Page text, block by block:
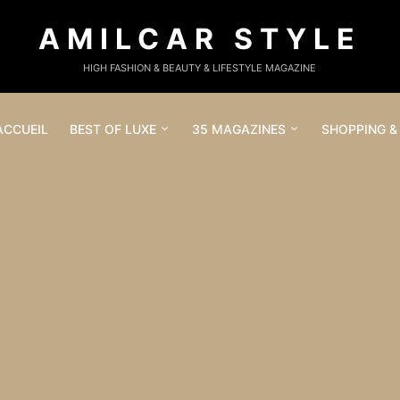
AMILCAR STYLE
HIGH FASHION & BEAUTY & LIFESTYLE MAGAZINE
BEST OF LUXE 35 MAGAZINES SHOPPING